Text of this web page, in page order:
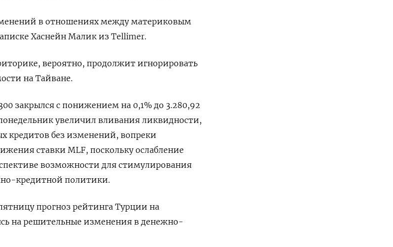
в отношениях между материковым
Хаснейн Малик из Tellimer.
вероятно, продолжит игнорировать
на Тайване.
закрылся с понижением на 0,1% до 3.280,92
увеличил вливания ликвидности,
кредитов без изменений, вопреки
ставки MLF, поскольку ослабление
возможности для стимулирования
кредитной политики.
прогноз рейтинга Турции на
на решительные изменения в денежно-